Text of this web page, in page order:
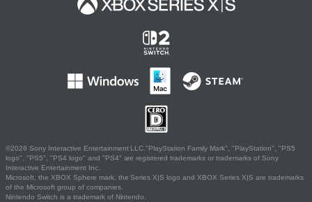
©2026 Sony Interactive Entertainment LLC."PlayStation Family Mark", "PlayStation", "PS5
logo", "PS5", "PS4 logo" and "PS4" are registered trademarks or trademarks of Sony
Interactive Entertainment Inc.
Microsoft, the XBOX Sphere mark, the Series X|S logo and XBOX Series X|S are trademarks
of the Microsoft group of companies.
Nintendo Switch is a trademark of Nintendo.